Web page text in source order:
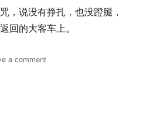
，说没有挣扎，也没蹬腿，
回的大客车上。
a commenton